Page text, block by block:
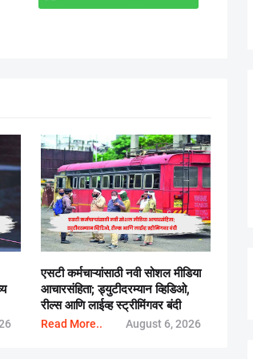
एसटी कर्मचाऱ्यांसाठी नवी सोशल मीडिया
आचारसंहिता; ड्युटीदरम्यान व्हिडिओ,
रील्स आणि लाईव्ह स्ट्रीमिंगवर बंदी
Read More.. August 6, 2026